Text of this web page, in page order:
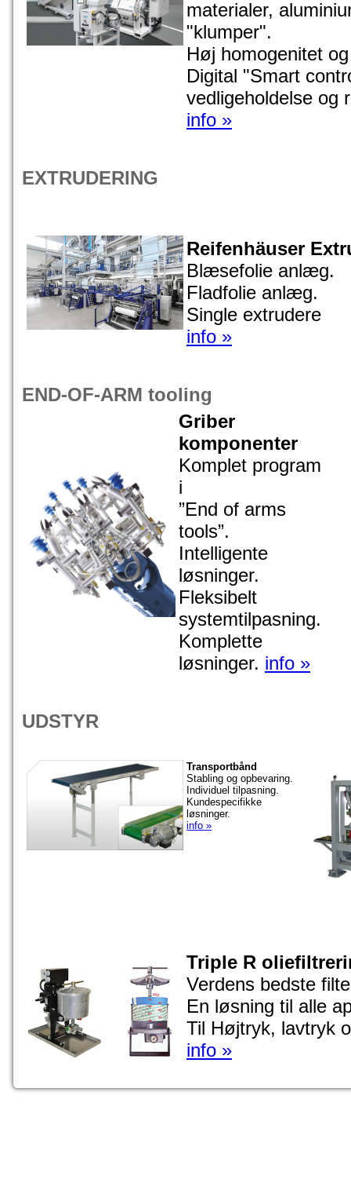
materialer,
"klumper".
Høj homogenitet
Digital "Smart
vedligeholdelse og
info »
EXTRUDERING
Reifenhäuser
Blæsefolie anlæg.
Fladfolie anlæg.
Single extrudere
info »
END-OF-ARM tooling
Griber
komponenter
Komplet program
i
”End of arms
tools”.
Intelligente
løsninger.
Fleksibelt
systemtilpasning.
Komplette
løsninger. info »
UDSTYR
Transportbånd
Stabling og opbevaring.
Individuel tilpasning.
Kundespecifikke
løsninger.
info »
Triple R
Verdens bedste
En løsning til alle
Til Højtryk, lavtryk
info »